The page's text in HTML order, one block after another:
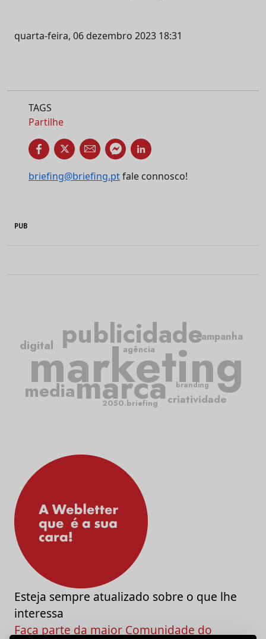
quarta-feira, 06 dezembro 2023 18:31
TAGS
Partilhe
briefing@briefing.ptfale connosco!
PUB
marketing
publicidade
marcacriatividade
campanha
media
agência
digital
2050.briefing
branding
Esteja sempre atualizado sobre o que lhe
interessa
Faça parte da maior Comunidade do